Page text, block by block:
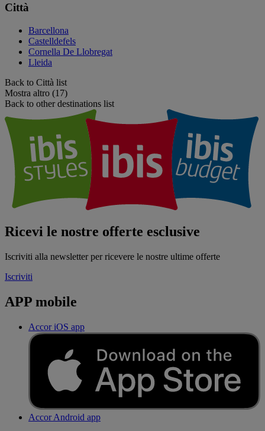
Città
Barcellona
Castelldefels
Cornella De Llobregat
Lleida
Back to Città list
Mostra altro (17)
Back to other destinations list
Ricevi le nostre offerte esclusive
Iscriviti alla newsletter per ricevere le nostre ultime offerte
Iscriviti
APP mobile
Accor iOS app
Accor Android app